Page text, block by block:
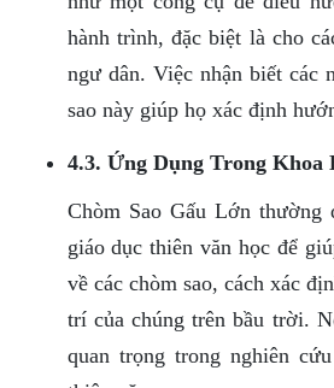
hành trình, đặc biệt là cho
ngư dân. Việc nhận biết các
sao này giúp họ xác định
4.3. Ứng Dụng Trong Khoa
Chòm Sao Gấu Lớn thường
giáo dục thiên văn học để
về các chòm sao, cách xác
trí của chúng trên bầu trời.
quan trọng trong nghiên